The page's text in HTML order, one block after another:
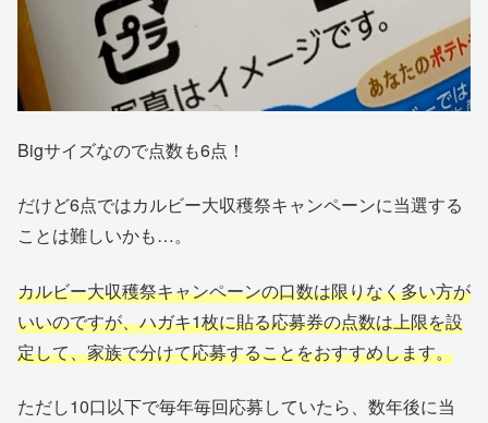
Bigサイズなので点数も6点！
だけど6点ではカルビー大収穫祭キャンペーンに当選する
ことは難しいかも…。
カルビー大収穫祭キャンペーンの口数は限りなく多い方が
いいのですが、ハガキ1枚に貼る応募券の点数は上限を設
定して、家族で分けて応募することをおすすめします。
ただし10口以下で毎年毎回応募していたら、数年後に当